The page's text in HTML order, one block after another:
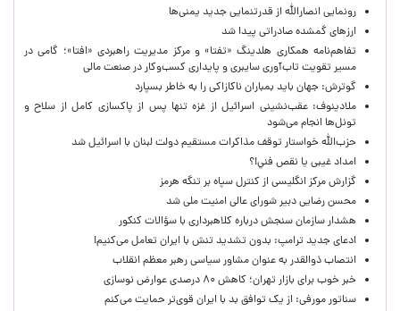
رونمایی انصارالله از قدرتنمایی جدید یمنی‌ها
ارزهای گمشده صادراتی پیدا شد
تفاهم‌نامه همکاری هلدینگ «تفتا» و مرکز مدیریت راهبردی «افتا»؛ گامی در
مسیر تقویت تاب‌آوری سایبری و پایداری کسب‌وکار در صنعت مالی
گوترش: جهان باید بمباران ناکازاکی را به‌ خاطر بسپارد
ملادینوف: عقب‌نشینی اسرائیل از غزه تنها پس از پاکسازی کامل از سلاح و
تونل‌ها انجام می‌شود
حزب‌الله خواستار توقف مذاکرات مستقیم دولت لبنان با اسرائیل شد
امداد غیبی يا نقص فني!؟
گزارش مرکز انگلیسی از کنترل سپاه بر تنگه هرمز
محسن رضایی دبیر شورای عالی امنیت ملی شد
هشدار سازمان سنجش درباره کلاهبرداری با سؤالات کنکور
ادعای جدید ترامپ: بدون تشدید تنش با ایران تعامل می‌کنیم!
انتصاب ذوالقدر به عنوان مشاور سیاسی رهبر معظم انقلاب
خبر خوب برای بازار تهران؛ کاهش ۸۰ درصدی عوارض نوسازی
سناتور مورفی: از یک توافق بد با ایران قوی‌تر حمایت می‌کنم